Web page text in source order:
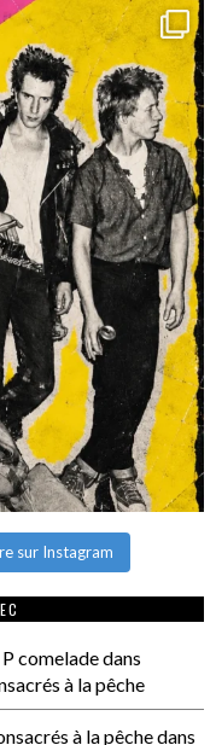
sur Instagram
comeladedans
à la pêche
à la pêchedans